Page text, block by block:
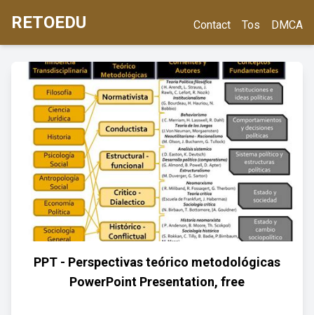
RETOEDU Contact Tos DMCA
PPT - Perspectivas teórico metodológicas
PowerPoint Presentation, free